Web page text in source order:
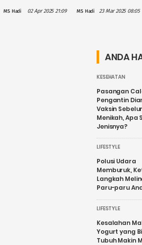
Singkat Bisa
MS Hadi 02 Apr 2025 21:09
Buka Puasa
MS Hadi 23 Mar 2025 08:05
ANDA
KESEHATAN
Pasangan
Pengantin
Vaksin
Menikah, Apa
Jenisnya?
LIFESTYLE
Polusi Udara
Memburuk,
Langkah
Paru-paru
LIFESTYLE
Kesalahan
Yogurt yang
Tubuh Makin